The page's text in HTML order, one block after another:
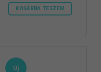
KOSÁRBA TESZEM
Új